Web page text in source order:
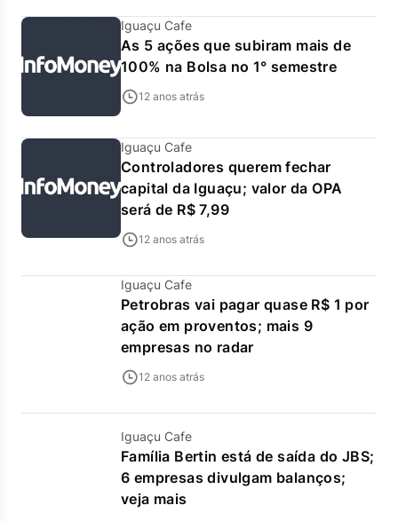
Iguaçu Cafe
As 5 ações que subiram mais de
100% na Bolsa no 1° semestre
12 anos atrás
Iguaçu Cafe
Controladores querem fechar
capital da Iguaçu; valor da OPA
será de R$ 7,99
12 anos atrás
Iguaçu Cafe
Petrobras vai pagar quase R$ 1 por
ação em proventos; mais 9
empresas no radar
12 anos atrás
Iguaçu Cafe
Família Bertin está de saída do JBS;
6 empresas divulgam balanços;
veja mais